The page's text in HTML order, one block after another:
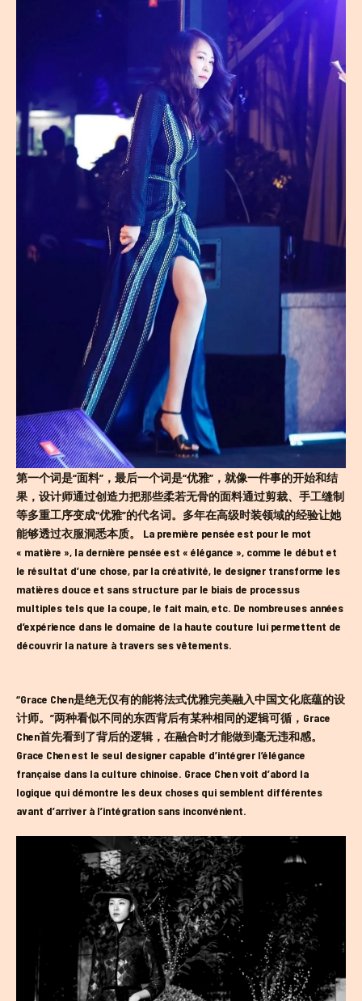
第一个词是“面料”，最后一个词是“优雅”，就像一件事的开始和结
果，设计师通过创造力把那些柔若无骨的面料通过剪裁、手工缝制
等多重工序变成“优雅”的代名词。多年在高级时装领域的经验让她
能够透过衣服洞悉本质。 La première pensée est pour le mot
« matière », la dernière pensée est « élégance », comme le début et
le résultat d’une chose, par la créativité, le designer transforme les
matières douce et sans structure par le biais de processus
multiples tels que la coupe, le fait main, etc. De nombreuses années
d’expérience dans le domaine de la haute couture lui permettent de
découvrir la nature à travers ses vêtements.
“Grace Chen是绝无仅有的能将法式优雅完美融入中国文化底蕴的设
计师。”两种看似不同的东西背后有某种相同的逻辑可循，Grace
Chen首先看到了背后的逻辑，在融合时才能做到毫无违和感。
Grace Chen est le seul designer capable d’intégrer l’élégance
française dans la culture chinoise. Grace Chen voit d’abord la
logique qui démontre les deux choses qui semblent différentes
avant d’arriver à l’intégration sans inconvénient.